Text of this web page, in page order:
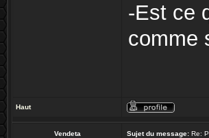
-Est ce
comme
Haut
Vendeta Sujet du message: Re: